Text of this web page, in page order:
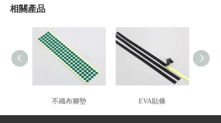
相關產品
不織布腳墊 EVA貼條